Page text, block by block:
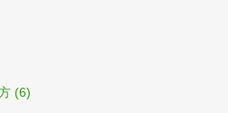
(6)